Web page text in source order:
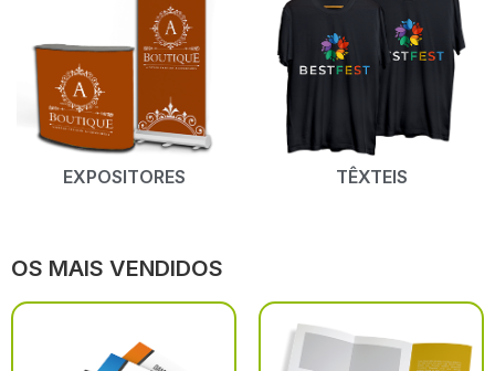
EXPOSITORES TÊXTEIS
OS MAIS VENDIDOS